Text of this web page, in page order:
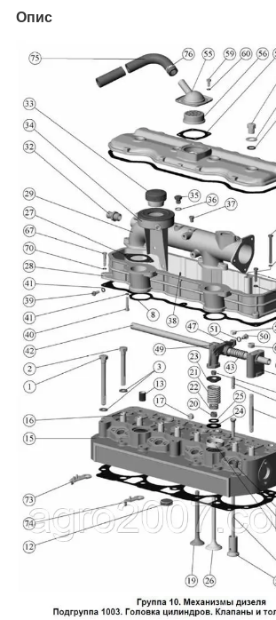
Опис